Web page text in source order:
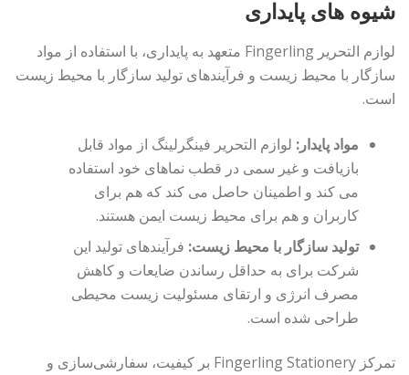
شیوه های پایداری
لوازم التحریر Fingerling متعهد به پایداری، با استفاده از مواد
سازگار با محیط زیست و فرآیندهای تولید سازگار با محیط زیست
است.
مواد پایدار: لوازم التحریر فینگرلینگ از مواد قابل
بازیافت و غیر سمی در قطب نماهای خود استفاده
می کند و اطمینان حاصل می کند که هم برای
کاربران و هم برای محیط زیست ایمن هستند.
تولید سازگار با محیط زیست: فرآیندهای تولید این
شرکت برای به حداقل رساندن ضایعات و کاهش
مصرف انرژی و ارتقای مسئولیت زیست محیطی
طراحی شده است.
تمرکز Fingerling Stationery بر کیفیت، سفارشی‌سازی و